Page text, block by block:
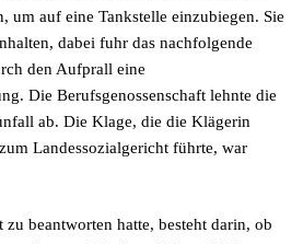
um auf eine Tankstelle einzubiegen. Sie
dabei fuhr das nachfolgende
den Aufprall eine
Die Berufsgenossenschaft lehnte die
ab. Die Klage, die die Klägerin
Landessozialgericht führte, war
zu beantworten hatte, besteht darin, ob